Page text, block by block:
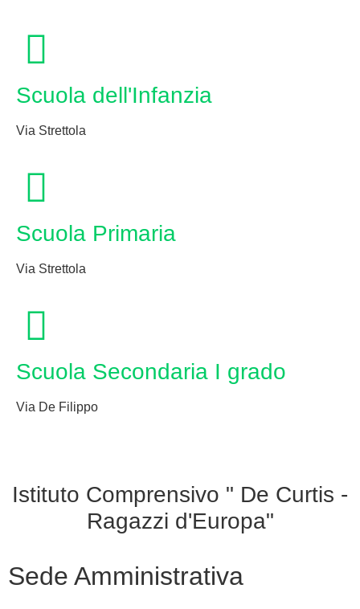
Scuola dell'Infanzia
Via Strettola
Scuola Primaria
Via Strettola
Scuola Secondaria I grado
Via De Filippo
Istituto Comprensivo " De Curtis -
Ragazzi d'Europa"
Sede Amministrativa